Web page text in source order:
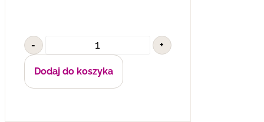
- +
Dodaj do koszyka